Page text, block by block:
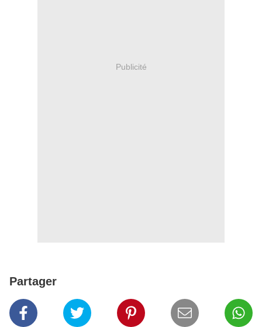
Publicité
Partager